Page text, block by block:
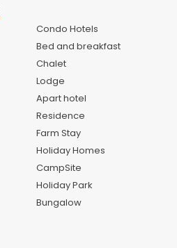
Condo Hotels
Bed and breakfast
Chalet
Lodge
Apart hotel
Residence
Farm Stay
Holiday Homes
CampSite
Holiday Park
Bungalow